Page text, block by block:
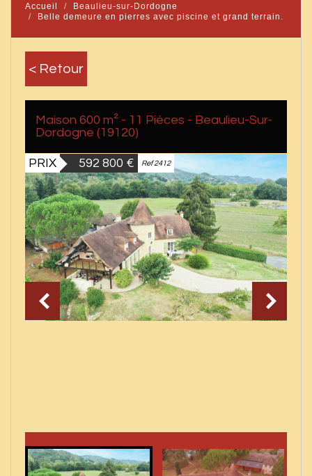
Accueil
Beaulieu-sur-Dordogne
Belle demeure en pierres avec piscine et grand terrain.
< Retour
Maison 600 m² - 11 Pièces - Beaulieu-Sur-
Dordogne (19120)
PRIX 592 800 € Ref 2412